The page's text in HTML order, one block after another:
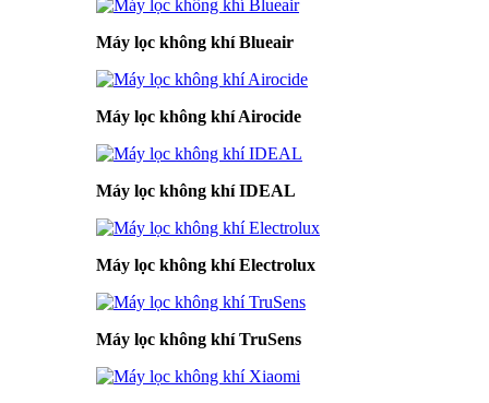
Máy lọc không khí Blueair
Máy lọc không khí Airocide
Máy lọc không khí IDEAL
Máy lọc không khí Electrolux
Máy lọc không khí TruSens